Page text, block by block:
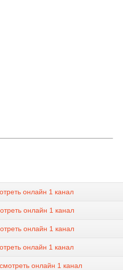
онлайн 1 канал
онлайн 1 канал
онлайн 1 канал
онлайн 1 канал
онлайн 1 канал